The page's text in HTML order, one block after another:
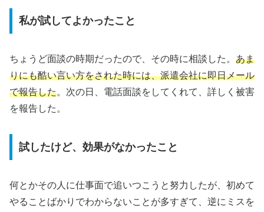
私が試してよかったこと
ちょうど面談の時期だったので、その時に相談した。 あま
りにも酷い言い方をされた時には、派遣会社に即日メール
で報告した。次の日、電話面談をしてくれて、詳しく被害
を報告した。
試したけど、効果がなかったこと
何とかその人に仕事面で追いつこうと努力したが、初めて
やることばかりでわからないことが多すぎて、逆にミスを